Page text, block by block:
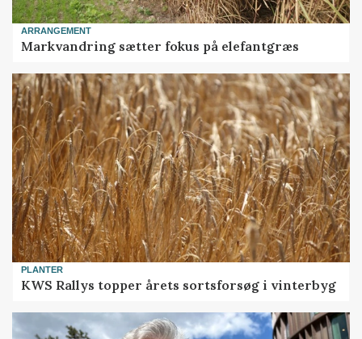
ARRANGEMENT
Markvandring sætter fokus på elefantgræs
PLANTER
KWS Rallys topper årets sortsforsøg i vinterbyg